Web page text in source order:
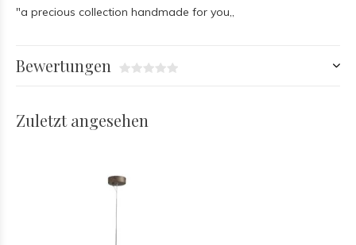
"a precious collection handmade for you,,
Bewertungen
Zuletzt angesehen